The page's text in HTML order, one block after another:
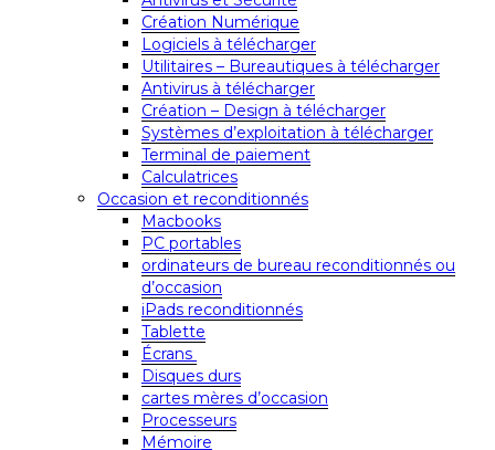
Création Numérique
Logiciels à télécharger
Utilitaires – Bureautiques à télécharger
Antivirus à télécharger
Création – Design à télécharger
Systèmes d’exploitation à télécharger
Terminal de paiement
Calculatrices
Occasion et reconditionnés
Macbooks
PC portables
ordinateurs de bureau reconditionnés ou
d’occasion
iPads reconditionnés
Tablette
Écrans
Disques durs
cartes mères d’occasion
Processeurs
Mémoire